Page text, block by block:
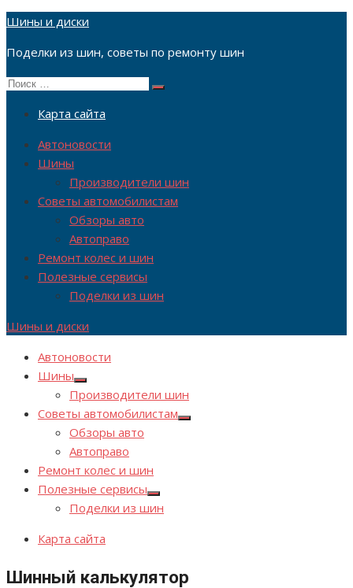
Перейти
содержимому
Шины и диски
Поделки из шин, советы по ремонту шин
Поиск
Поиск
Карта сайта
Автоновости
Шины
Производители шин
Советы автомобилистам
Обзоры авто
Автоправо
Ремонт колес и шин
Полезные сервисы
Поделки из шин
Шины и диски
Автоновости
Шины
Показывать
подменю
Производители шин
Советы автомобилистам
Показывать
Обзоры авто
Автоправо
Ремонт колес и шин
Полезные сервисы
Показывать
подменю
Поделки из шин
Карта сайта
Шинный калькулятор